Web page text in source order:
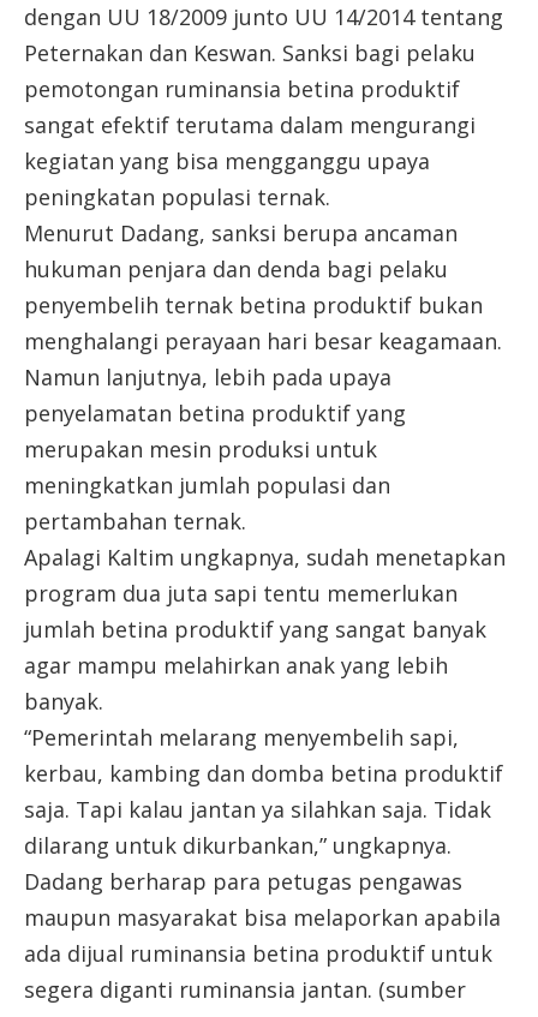
dengan UU 18/2009 junto UU 14/2014 tentang
Peternakan dan Keswan. Sanksi bagi pelaku
pemotongan ruminansia betina produktif
sangat efektif terutama dalam mengurangi
kegiatan yang bisa mengganggu upaya
peningkatan populasi ternak.
Menurut Dadang, sanksi berupa ancaman
hukuman penjara dan denda bagi pelaku
penyembelih ternak betina produktif bukan
menghalangi perayaan hari besar keagamaan.
Namun lanjutnya, lebih pada upaya
penyelamatan betina produktif yang
merupakan mesin produksi untuk
meningkatkan jumlah populasi dan
pertambahan ternak.
Apalagi Kaltim ungkapnya, sudah menetapkan
program dua juta sapi tentu memerlukan
jumlah betina produktif yang sangat banyak
agar mampu melahirkan anak yang lebih
banyak.
“Pemerintah melarang menyembelih sapi,
kerbau, kambing dan domba betina produktif
saja. Tapi kalau jantan ya silahkan saja. Tidak
dilarang untuk dikurbankan,” ungkapnya.
Dadang berharap para petugas pengawas
maupun masyarakat bisa melaporkan apabila
ada dijual ruminansia betina produktif untuk
segera diganti ruminansia jantan. (sumber